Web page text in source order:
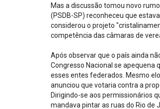
AcessibilidadeMas a discussão tomou novo
(PSDB-SP) reconheceu que
considerou o projeto
competência das câmaras de
Após observar que o país ainda
Congresso Nacional se apequena
esses entes federados. Mesmo
anunciou que votaria contra a
Dirigindo-se aos permissionários
mandava pintar as ruas do Rio de